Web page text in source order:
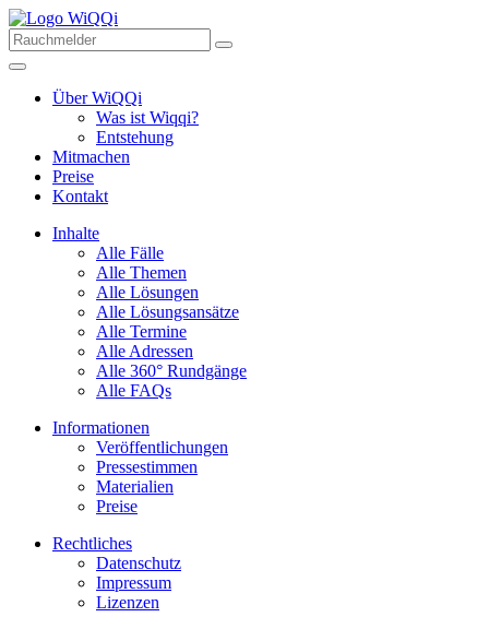
Über WiQQi
Was ist Wiqqi?
Entstehung
Mitmachen
Preise
Kontakt
Inhalte
Alle Fälle
Alle Themen
Alle Lösungen
Alle Lösungsansätze
Alle Termine
Alle Adressen
Alle 360° Rundgänge
Alle FAQs
Informationen
Veröffentlichungen
Pressestimmen
Materialien
Preise
Rechtliches
Datenschutz
Impressum
Lizenzen